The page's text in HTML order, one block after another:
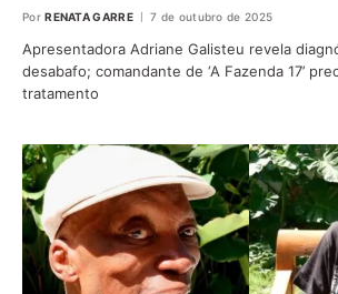
Por RENATA GARRE 7 de outubro de 2025
Apresentadora Adriane Galisteu revela
desabafo; comandante de ‘A Fazenda 17’
tratamento